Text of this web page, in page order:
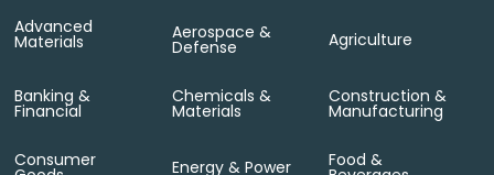
Advanced
Materials Aerospace &
Defense Agriculture
Banking &
Financial
Chemicals &
Materials
Construction &
Manufacturing
Consumer Energy & Power Food &